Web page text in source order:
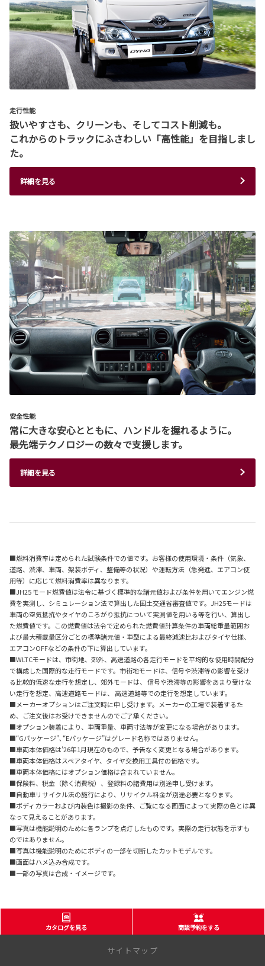
走行性能
扱いやすさも、クリーンも、そしてコスト削減も。
これからのトラックにふさわしい「高性能」を目指しまし
た。
詳細を見る
安全性能
常に大きな安心とともに、ハンドルを握れるように。
最先端テクノロジーの数々で支援します。
詳細を見る
■燃料消費率は定められた試験条件での値です。お客様の使用環境・条件（気象、
道路、渋滞、車両、架装ボディ、整備等の状況）や運転方法（急発進、エアコン使
用等）に応じて燃料消費率は異なります。
■JH25 モード燃費値は法令に基づく標準的な諸元値および条件を用いてエンジン燃
費を実測し、シミュレーション法で算出した国土交通省審査値です。JH25モードは
車両の空気抵抗やタイヤのころがり抵抗について実測値を用いる等を行い、算出し
た燃費値です。この燃費値は法令で定められた燃費値計算条件の車両総重量範囲お
よび最大積載量区分ごとの標準諸元値・車型による最終減速比およびタイヤ仕様、
エアコンOFFなどの条件の下に算出しています。
■WLTCモードは、市街地、郊外、高速道路の各走行モードを平均的な使用時間配分
で構成した国際的な走行モードです。市街地モードは、信号や渋滞等の影響を受け
る比較的低速な走行を想定し、郊外モードは、 信号や渋滞等の影響をあまり受けな
い走行を想定、高速道路モードは、 高速道路等での走行を想定しています。
■メーカーオプションはご注文時に申し受けます。メーカーの工場で装着するた
め、ご注文後はお受けできませんのでご了承ください。
■オプション装着により、車両重量、車両寸法等が変更になる場合があります。
■“Gパッケージ”､“Eパッケージ”はグレード名称ではありません。
■車両本体価格は’26年1月現在のもので、予告なく変更となる場合があります。
■車両本体価格はスペアタイヤ、タイヤ交換用工具付の価格です。
■車両本体価格にはオプション価格は含まれていません。
■保険料、税金（除く消費税）、登録料の諸費用は別途申し受けます。
■自動車リサイクル法の施行により、リサイクル料金が別途必要となります。
■ボディカラーおよび内装色は撮影の条件、ご覧になる画面によって実際の色とは異
なって見えることがあります。
■写真は機能説明のために各ランプを点灯したものです。実際の走行状態を示すも
のではありません。
■写真は機能説明のためにボディの一部を切断したカットモデルです。
■画面はハメ込み合成です。
■一部の写真は合成・イメージです。
カタログを見る 商談予約をする
サイトマップ